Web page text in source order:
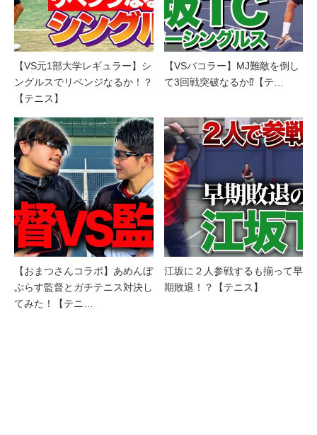
【VS元1部大学レギュラー】シ
ングルスでリベンジなるか！？
【テニス】
【VSバコラー】MJ難敵を倒し
て3回戦突破なるか⁉︎【テ…
【おまつさんコラボ】あめんぼ
ぷらす監督とガチテニス対決し
てみた！【テニ…
江坂に２人参戦するも揃って早
期敗退！？【テニス】